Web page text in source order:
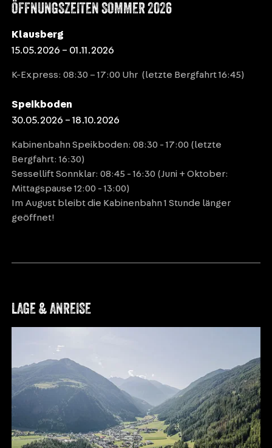
ÖFFNUNGSZEITEN SOMMER 2026
Klausberg
15.05.2026 – 01.11.2026
K-Express: 08:30 – 17:00 Uhr (letzte Bergfahrt 16:45)
Speikboden
30.05.2026 – 18.10.2026
Kabinenbahn Speikboden: 08:30 - 17:00 (letzte
Bergfahrt: 16:30)
Sessellift Sonnklar: 08:45 - 16:30 (Juni + Oktober:
Mittagspause 12:00 - 13:00)
Im August bleibt die Kabinenbahn 1 Stunde länger
geöffnet!
LAGE & ANREISE